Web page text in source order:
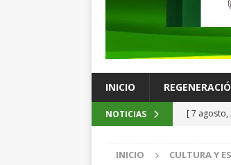
INICIO
NOTICIAS [ 7 agosto,
[ 7
INICIO CULTURA Y